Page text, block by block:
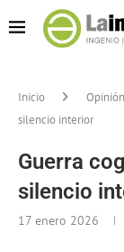
Inicio
silencio interior
Guerra
silencio
17 enero 2026